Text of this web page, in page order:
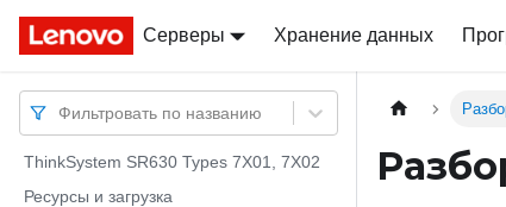
Docs
Серверы Хранение данных
Docs
Фильтровать по названию
ThinkSystem SR630 Types 7X01, 7X02
Ресурсы и загрузка